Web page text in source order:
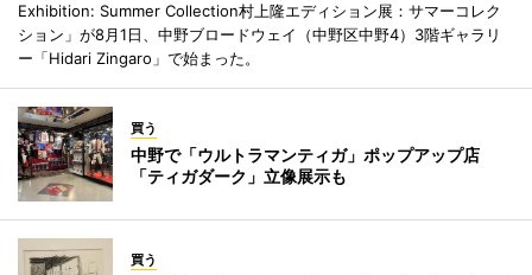
Exhibition: Summer Collection村上隆エディション展：サマーコレク
ション」が8月1日、中野ブロードウェイ（中野区中野4）3階ギャラリ
ー「Hidari Zingaro」で始まった。
買う
中野で「ウルトラマンティガ」ポップアップ店
「ティガダーク」立像展示も
買う